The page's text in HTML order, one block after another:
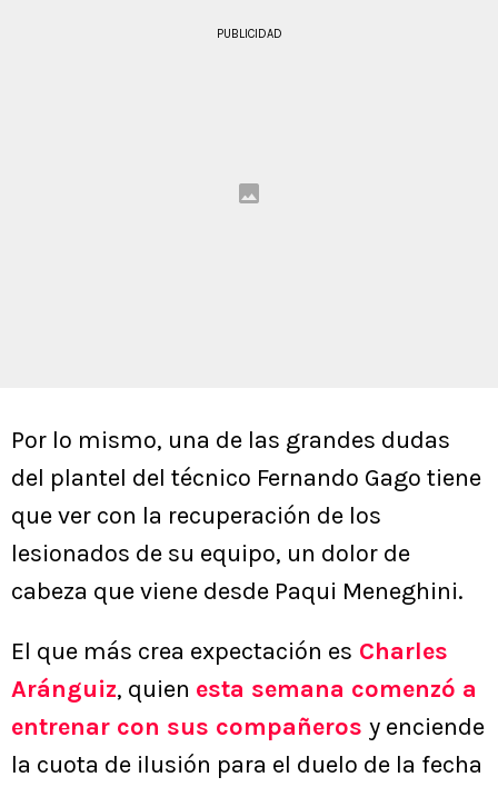
PUBLICIDAD
Por lo mismo, una de las grandes dudas
del plantel del técnico Fernando Gago tiene
que ver con la recuperación de los
lesionados de su equipo, un dolor de
cabeza que viene desde Paqui Meneghini.
El que más crea expectación es Charles
Aránguiz, quien esta semana comenzó a
entrenar con sus compañeros y enciende
la cuota de ilusión para el duelo de la fecha